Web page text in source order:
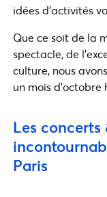
idées d'activités
Que ce soit de la
spectacle, de
culture, nous
un mois d’octobre
Les concerts
Paris